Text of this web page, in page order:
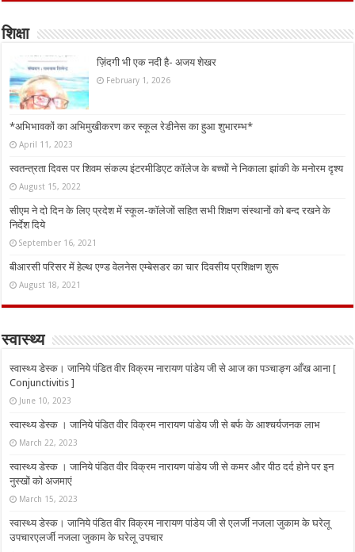
शिक्षा
ज़िंदगी भी एक नदी है- अजय शेखर
February 1, 2026
*अभिभावकों का अभिमुखीकरण कर स्कूल रेडीनेस का हुआ शुभारम्भ*
April 11, 2023
स्वतन्त्रता दिवस पर शिवम संकल्प इंटरमीडिएट कॉलेज के बच्चों ने निकाला झांकी के मनोरम दृश्य
August 15, 2022
सीएम ने दो दिन के लिए प्रदेश में स्कूल-कॉलेजों सहित सभी शिक्षण संस्थानों को बन्द रखने के
निर्देश दिये
September 16, 2021
बीआरसी परिसर में हेल्थ एण्ड वेलनेस एम्बेसडर का चार दिवसीय प्रशिक्षण शुरू
August 18, 2021
स्वास्थ्य
स्वास्थ्य डेस्क। जानिये पंडित वीर विक्रम नारायण पांडेय जी से आज का पञ्चाङ्ग आँख आना [
Conjunctivitis ]
June 10, 2023
स्वास्थ्य डेस्क । जानिये पंडित वीर विक्रम नारायण पांडेय जी से बर्फ के आश्चर्यजनक लाभ
March 22, 2023
स्वास्थ्य डेस्क । जानिये पंडित वीर विक्रम नारायण पांडेय जी से कमर और पीठ दर्द होने पर इन
नुस्‍खों को अजमाएं
March 15, 2023
स्वास्थ्य डेस्क। जानिये पंडित वीर विक्रम नारायण पांडेय जी से एलर्जी नजला जुकाम के घरेलू
उपचारएलर्जी नजला जुकाम के घरेलू उपचार